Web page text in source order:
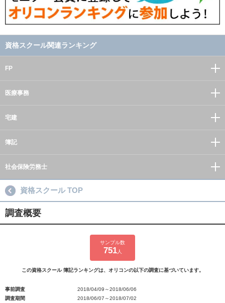
資格スクール関連ランキング
FP
医療事務
宅建
簿記
社会保険労務士
資格スクール TOP
調査概要
サンプル数
751人
この資格スクール 簿記ランキングは、オリコンの以下の調査に基づいています。
事前調査
2018/04/09～2018/06/06
調査期間
2018/06/07～2018/07/02